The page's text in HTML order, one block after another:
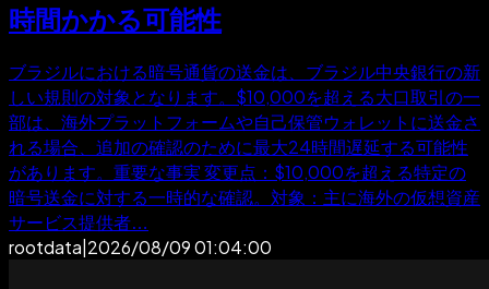
時間かかる可能性
ブラジルにおける暗号通貨の送金は、ブラジル中央銀行の新
しい規則の対象となります。$10,000を超える大口取引の一
部は、海外プラットフォームや自己保管ウォレットに送金さ
れる場合、追加の確認のために最大24時間遅延する可能性
があります。重要な事実 変更点：$10,000を超える特定の
暗号送金に対する一時的な確認。対象：主に海外の仮想資産
サービス提供者…
rootdata 2026/08/09 01:04:00